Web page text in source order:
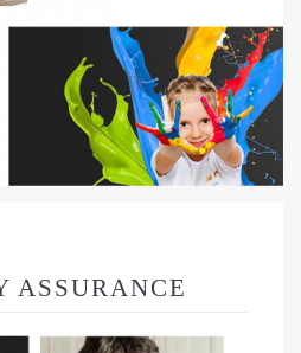
ASSURANCE